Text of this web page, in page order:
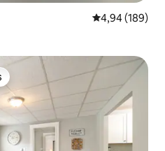
Évaluation
4,94 (189)
plus appréciés